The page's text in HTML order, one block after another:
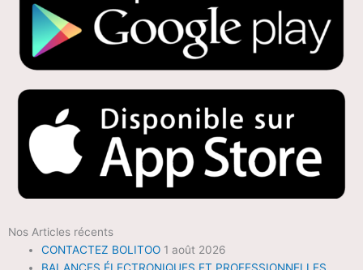
Nos Articles récents
CONTACTEZ BOLITOO 1 août 2026
BALANCES ÉLECTRONIQUES ET PROFESSIONNELLES